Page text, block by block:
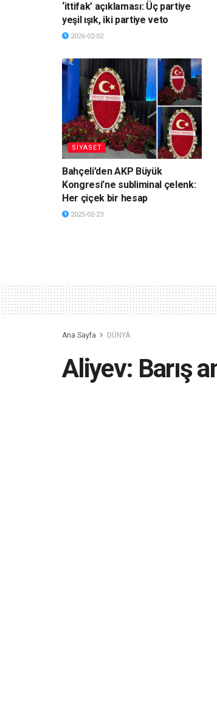
‘ittifak’ açıklaması: Üç partiye
yeşil ışık, iki partiye veto
2026-02-02
SİYASET
Bahçeli’den AKP Büyük
Kongresi’ne subliminal çelenk:
Her çiçek bir hesap
2025-02-23
Ana Sayfa DÜNYA
Aliyev: Barış